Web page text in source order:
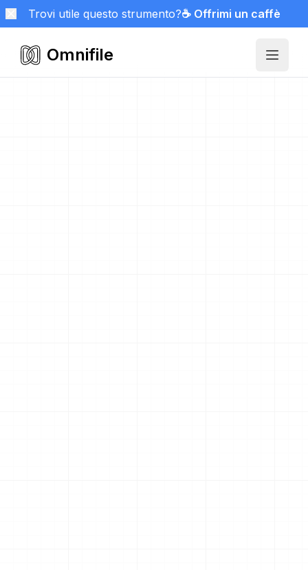
Trovi utile questo strumento?☕ Offrimi un caffè
Omnifile